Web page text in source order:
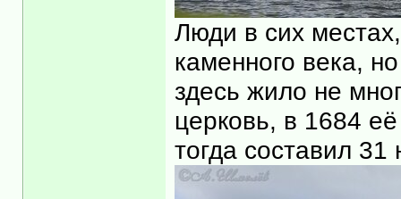
Люди в сих
каменного века,
здесь жило не
церковь, в 1684
тогда составил